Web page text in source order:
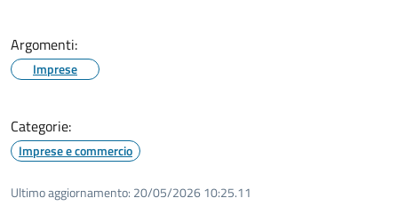
Argomenti:
Imprese
Categorie:
Imprese e commercio
Ultimo aggiornamento: 20/05/2026 10:25.11